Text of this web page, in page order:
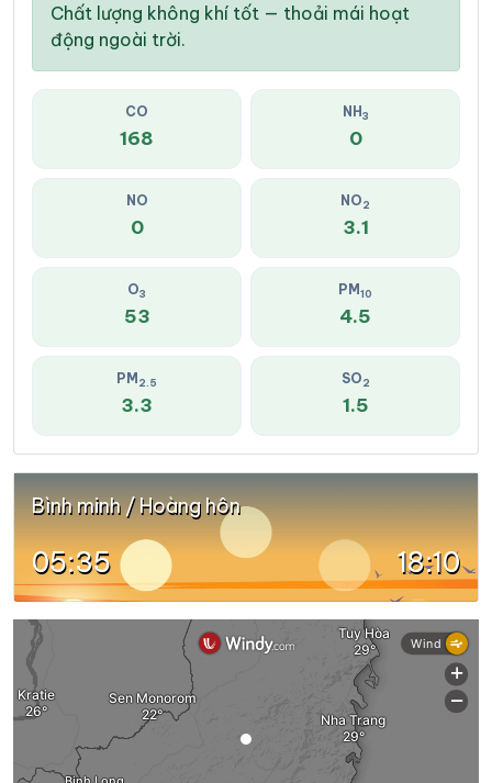
Chất lượng không khí tốt — thoải mái hoạt
động ngoài trời.
CO
168
NH 3
0
NO
0
NO2
3.1
O3
53
PM 10
4.5
PM 2.5
3.3
SO2
1.5
Bình minh / Hoàng hôn
05:35 18:10